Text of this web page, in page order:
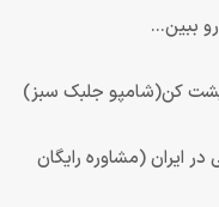
ببین...
کن(شامپو جلبک سبز)
ایران (مشاوره رایگان